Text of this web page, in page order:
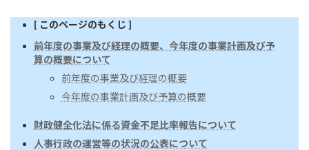
[ このページのもくじ ]
前年度の事業及び経理の概要、今年度の事業計画及び予
算の概要について
前年度の事業及び経理の概要
今年度の事業計画及び予算の概要
財政健全化法に係る資金不足比率報告について
人事行政の運営等の状況の公表について